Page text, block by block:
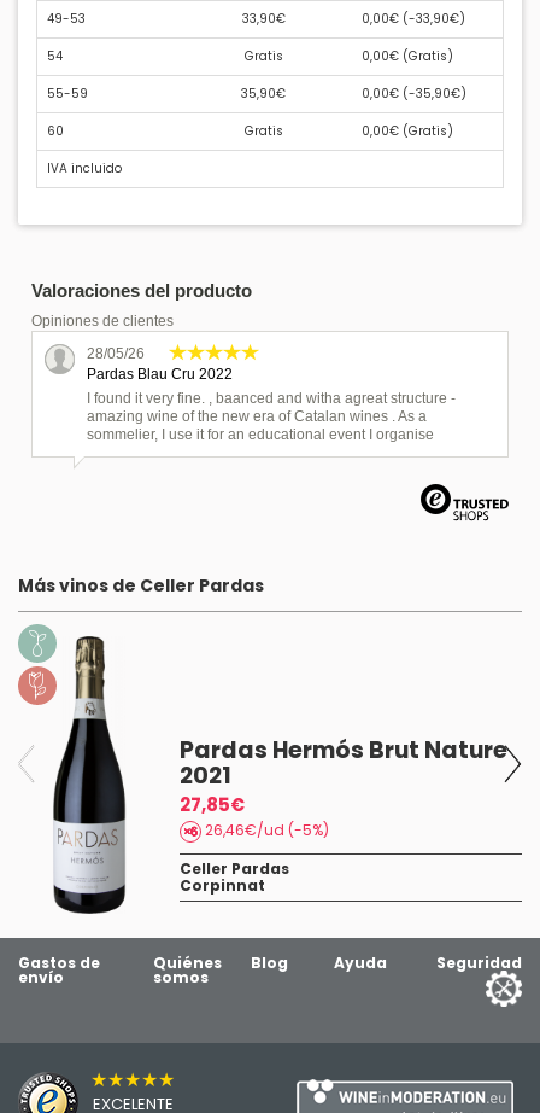
49-53 33,90€ 0,00€ (-33,90€)
54 Gratis 0,00€ (Gratis)
55-59 35,90€ 0,00€ (-35,90€)
60 Gratis 0,00€ (Gratis)
IVA incluido
Valoraciones del producto
Opiniones de clientes
28/05/26
Pardas Blau Cru 2022
I found it very fine. , baanced and witha agreat structure -
amazing wine of the new era of Catalan wines . As a
sommelier, I use it for an educational event I organise
Más vinos de Celler Pardas
Pardas Hermós Brut Nature
2021
27,85€
26,46€/ud (-5%)
Celler Pardas
Corpinnat
Gastos de
envío
Quiénes
somos
Blog Ayuda Seguridad
★★★★★
EXCELENTE